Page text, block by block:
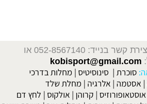
בנייד: 052-8567140
או
kobisport@gmail.com
סוכרת | סינוסיטיס | מחלות בדרכי
| אסטמה | אלרגיה | מחלת שלד
אוסטאופורוזיס | קרוהן | אולקוס | לחץ דם